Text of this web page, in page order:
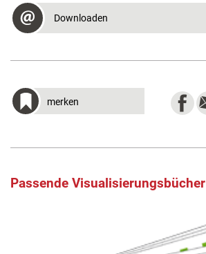
Downloaden
merken
Passende Visualisierungsbücher